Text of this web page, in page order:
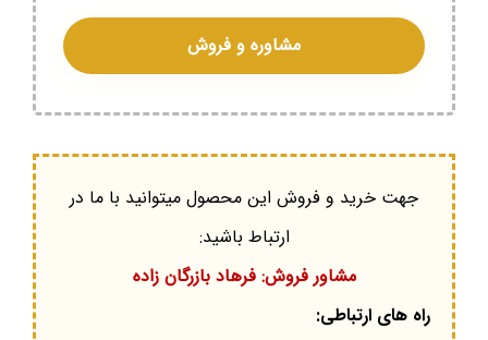
مشاوره و فروش
جهت خرید و فروش این محصول میتوانید با ما در
ارتباط باشید:
مشاور فروش: فرهاد بازرگان زاده
راه های ارتباطی: